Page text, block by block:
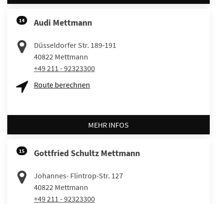
14 Audi Mettmann
Düsseldorfer Str. 189-191
40822 Mettmann
+49 211 - 92323300
Route berechnen
MEHR INFOS
15 Gottfried Schultz Mettmann
Johannes- Flintrop-Str. 127
40822 Mettmann
+49 211 - 92323300